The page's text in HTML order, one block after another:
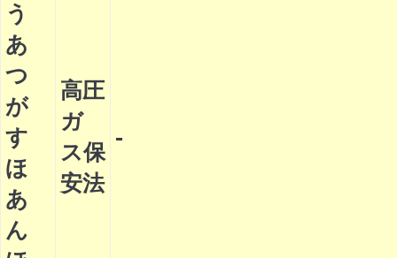
う
あ
つ
が
す
ほ
あ
ん
高圧
ガ
ス保
安法
-